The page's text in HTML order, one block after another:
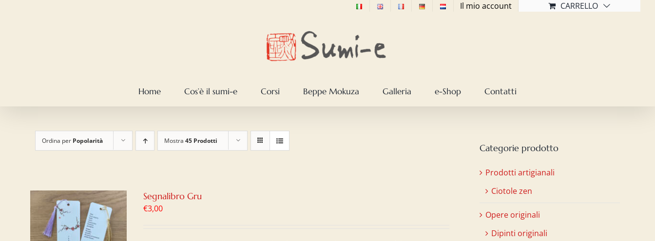
Il mio account CARRELLO
Home Cos’è il sumi-e Corsi Beppe Mokuza Galleria e-Shop Contatti
Ordina per Popolarità Mostra 45 Prodotti
Segnalibro Gru
€3,00
Categorie prodotto
Prodotti artigianali
Ciotole zen
Opere originali
Dipinti originali